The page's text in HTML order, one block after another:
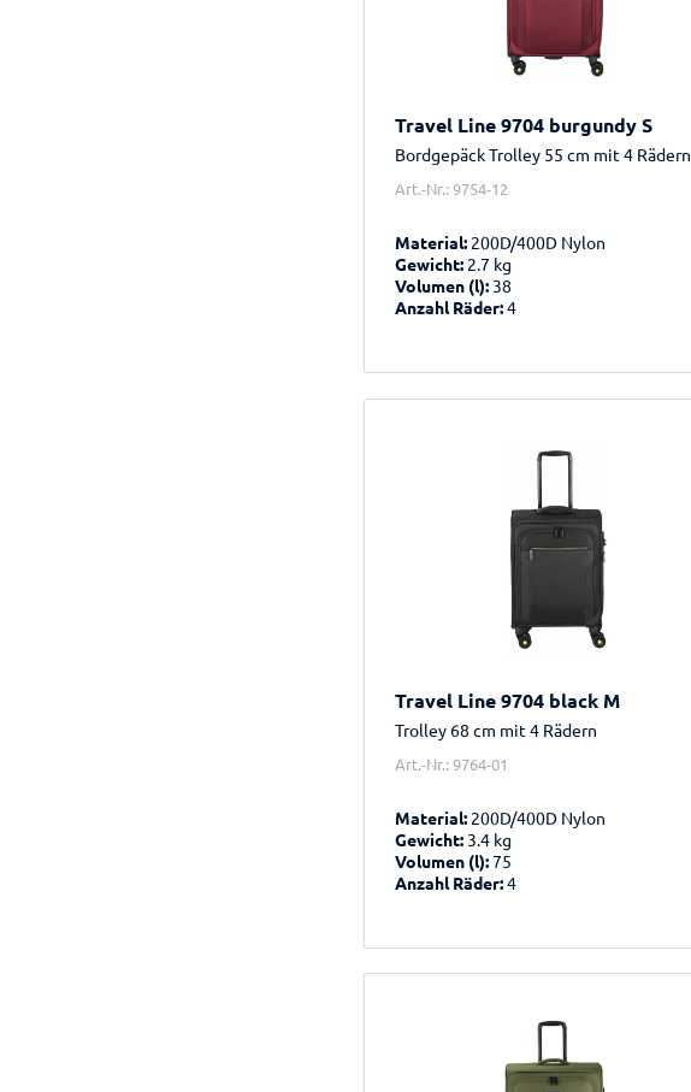
Travel Line 9704 burgundy S
Bordgepäck Trolley 55 cm mit 4 Rädern
Art.-Nr.: 9754-12
Material: 200D/400D Nylon
Gewicht: 2.7 kg
Volumen (l): 38
Anzahl Räder:4
Travel Line 9704 black M
Trolley 68 cm mit 4 Rädern
Art.-Nr.: 9764-01
Material: 200D/400D Nylon
Gewicht: 3.4 kg
Volumen (l):75
Anzahl Räder:4